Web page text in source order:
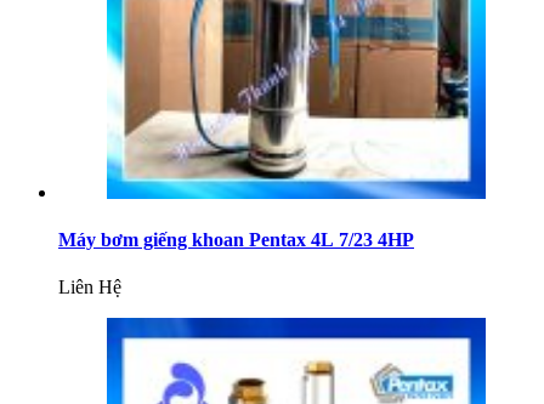
Máy bơm giếng khoan Pentax 4L 7/23 4HP
Liên Hệ